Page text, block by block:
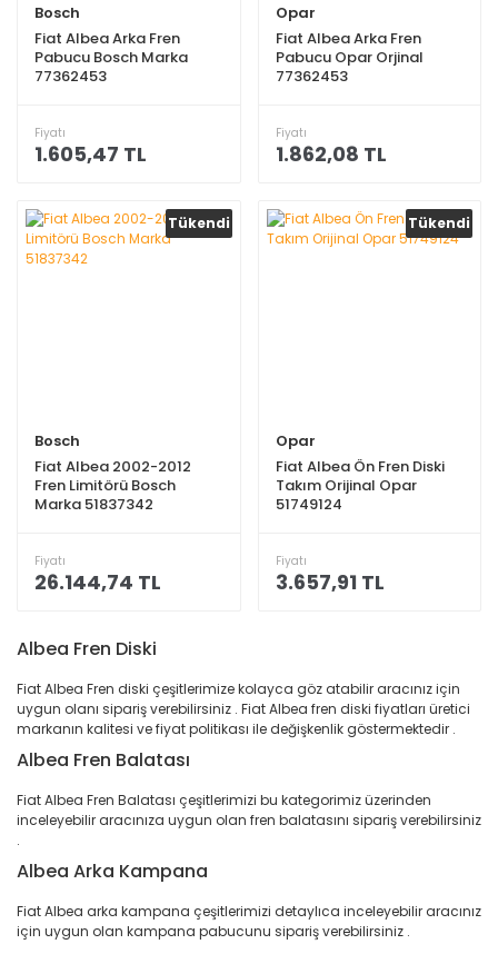
Bosch
Fiat Albea Arka Fren
Pabucu Bosch Marka
77362453
Fiyatı
1.605,47 TL
Opar
Fiat Albea Arka Fren
Pabucu Opar Orjinal
77362453
Fiyatı
1.862,08 TL
Tükendi
Bosch
Fiat Albea 2002-2012
Fren Limitörü Bosch
Marka 51837342
Fiyatı
26.144,74 TL
Tükendi
Opar
Fiat Albea Ön Fren Diski
Takım Orijinal Opar
51749124
Fiyatı
3.657,91 TL
Albea Fren Diski
Fiat Albea Fren diski çeşitlerimize kolayca göz atabilir aracınız için
uygun olanı sipariş verebilirsiniz . Fiat Albea fren diski fiyatları üretici
markanın kalitesi ve fiyat politikası ile değişkenlik göstermektedir .
Albea Fren Balatası
Fiat Albea Fren Balatası çeşitlerimizi bu kategorimiz üzerinden
inceleyebilir aracınıza uygun olan fren balatasını sipariş verebilirsiniz
.
Albea Arka Kampana
Fiat Albea arka kampana çeşitlerimizi detaylıca inceleyebilir aracınız
için uygun olan kampana pabucunu sipariş verebilirsiniz .